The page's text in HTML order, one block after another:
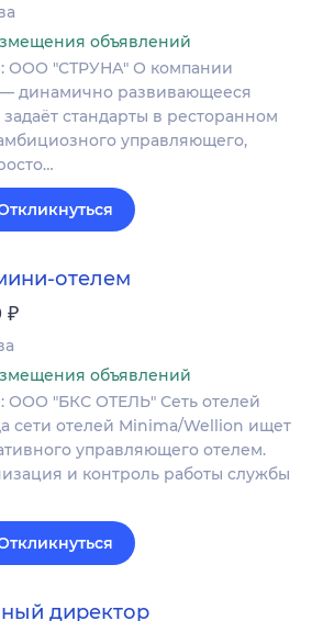
объявлений
ООО "СТРУНА" О компании
динамично развивающееся
стандарты в ресторанном
управляющего,
отелем
₽
объявлений
ООО "БКС ОТЕЛЬ" Сеть отелей
сети отелей Minima/Wellion ищет
управляющего отелем.
и контроль работы службы
директор